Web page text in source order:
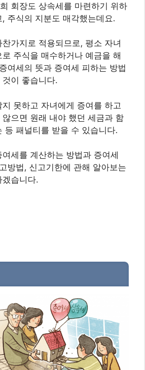
회장도 상속세를 마련하기 위하
주식의 지분도 매각했는데요.
가지로 적용되므로, 평소 자녀
주식을 매수하거나 예금을 해
여세의 뜻과 증여세 피하는 방법
이 좋습니다.
못하고 자녀에게 증여를 하고
으면 원래 내야 했던 세금과 함
등 패널티를 받을 수 있습니다.
세를 계산하는 방법과 증여세
방법, 신고기한에 관해 알아보는
습니다.